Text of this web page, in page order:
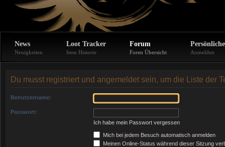
News
Neuigkeiten
Loot Tracker
Item Historie
Forum
Foren Übersicht Anmelden
Du musst registriert und angemeldet sein, um die Liste der
Benutzername:
Passwort:
Ich habe mein Passwort vergessen
Mich bei jedem Besuch automatisch anmelden
Meinen Online-Status während dieser Sitzung